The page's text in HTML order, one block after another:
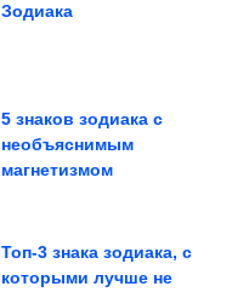
Зодиака
5 знаков зодиака с
необъяснимым
магнетизмом
Топ-3 знака зодиака, с
которыми лучше не